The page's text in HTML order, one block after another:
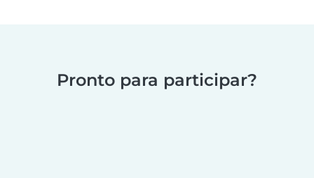
Pronto para participar?